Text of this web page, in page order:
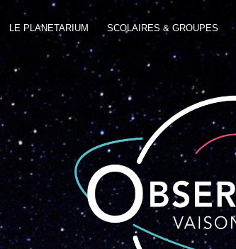
LE PLANETARIUM SCOLAIRES & GROUPES